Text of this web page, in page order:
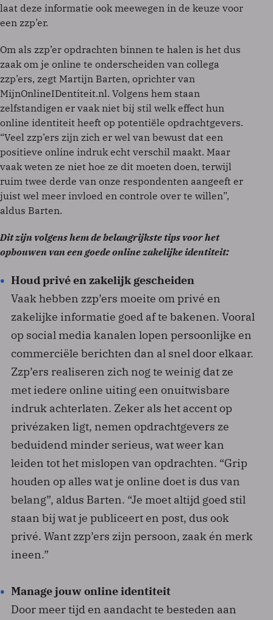
laat deze informatie ook meewegen in de keuze voor
een zzp’er.
Om als zzp’er opdrachten binnen te halen is het dus
zaak om je online te onderscheiden van collega
zzp’ers, zegt Martijn Barten, oprichter van
MijnOnlineIDentiteit.nl. Volgens hem staan
zelfstandigen er vaak niet bij stil welk effect hun
online identiteit heeft op potentiële opdrachtgevers.
“Veel zzp’ers zijn zich er wel van bewust dat een
positieve online indruk echt verschil maakt. Maar
vaak weten ze niet hoe ze dit moeten doen, terwijl
ruim twee derde van onze respondenten aangeeft er
juist wel meer invloed en controle over te willen”,
aldus Barten.
Dit zijn volgens hem de belangrijkste tips voor het
opbouwen van een goede online zakelijke identiteit:
Houd privé en zakelijk gescheiden
Vaak hebben zzp’ers moeite om privé en
zakelijke informatie goed af te bakenen. Vooral
op social media kanalen lopen persoonlijke en
commerciële berichten dan al snel door elkaar.
Zzp’ers realiseren zich nog te weinig dat ze
met iedere online uiting een onuitwisbare
indruk achterlaten. Zeker als het accent op
privézaken ligt, nemen opdrachtgevers ze
beduidend minder serieus, wat weer kan
leiden tot het mislopen van opdrachten. “Grip
houden op alles wat je online doet is dus van
belang”, aldus Barten. “Je moet altijd goed stil
staan bij wat je publiceert en post, dus ook
privé. Want zzp’ers zijn persoon, zaak én merk
ineen.”
Manage jouw online identiteit
Door meer tijd en aandacht te besteden aan